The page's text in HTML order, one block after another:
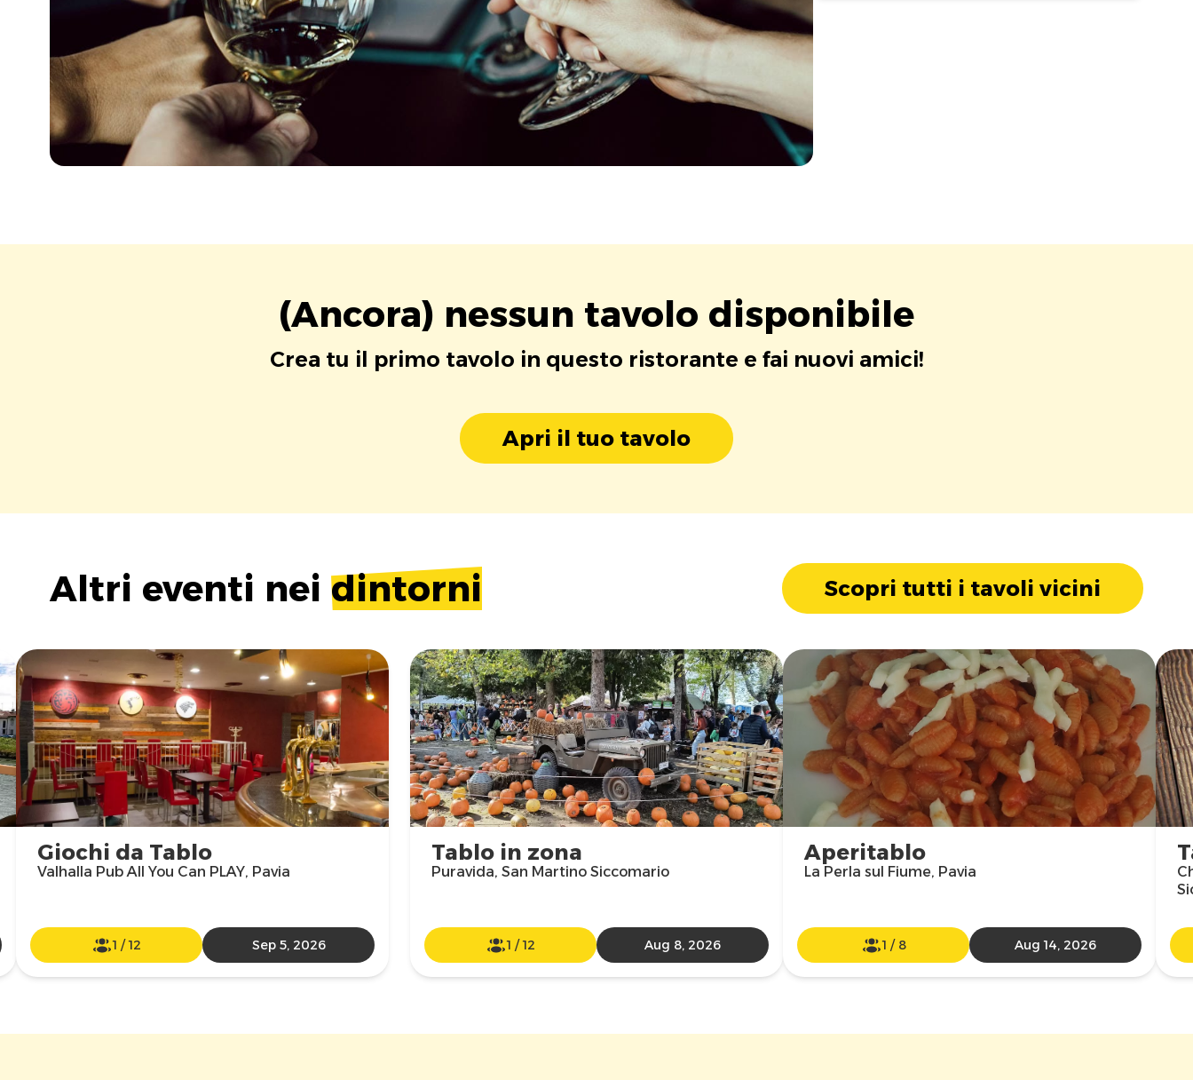
(Ancora) nessun tavolo disponibile
Crea tu il primo tavolo in questo ristorante e fai nuovi amici!
Apri il tuo tavolo
Altri eventi nei dintorni Scopri tutti i tavoli vicini
Tablo in zona
Puravida, San Martino Siccomario
1 /12 Aug 8, 2026
Aperitablo
La Perla sul Fiume, Pavia
1 / 8 Aug 14, 2026
Giochi da Tablo
Valhalla Pub All You Can PLAY, Pavia
1 /12 Sep 5, 2026